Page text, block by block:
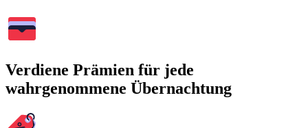
Verdiene Prämien für jede
wahrgenommene Übernachtung